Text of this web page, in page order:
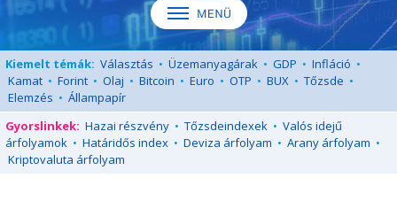
Kiemelt témák: Választás • Üzemanyagárak • GDP • Infláció •
Kamat • Forint • Olaj • Bitcoin • Euro • OTP • BUX • Tőzsde •
Elemzés • Állampapír
Gyorslinkek: Hazai részvény • Tőzsdeindexek • Valós idejű
árfolyamok • Határidős index • Deviza árfolyam • Arany árfolyam •
Kriptovaluta árfolyam